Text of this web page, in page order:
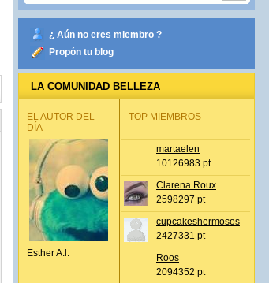
¿ Aún no eres miembro ?
Propón tu blog
LA COMUNIDAD BELLEZA
EL AUTOR DEL
DÍA
Esther A.l.
TOP MIEMBROS
martaelen
10126983 pt
Clarena Roux
2598297 pt
cupcakeshermosos
2427331 pt
Roos
2094352 pt